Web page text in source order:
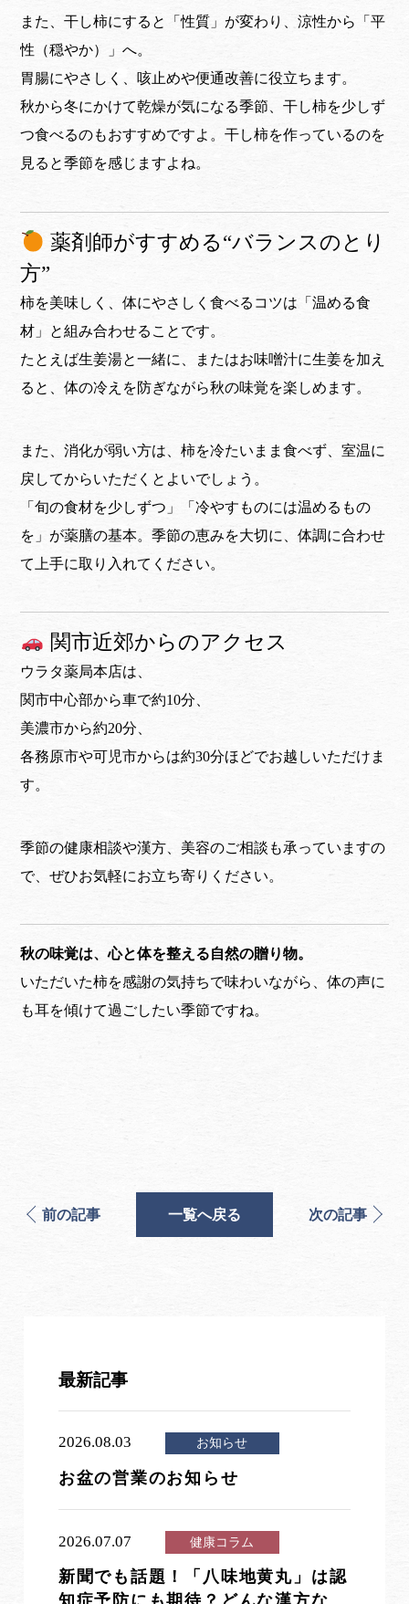
また、干し柿にすると「性質」が変わり、涼性から「平
性（穏やか）」へ。
胃腸にやさしく、咳止めや便通改善に役立ちます。
秋から冬にかけて乾燥が気になる季節、干し柿を少しず
つ食べるのもおすすめですよ。干し柿を作っているのを
見ると季節を感じますよね。
薬剤師がすすめる“バランスのとり
方”
柿を美味しく、体にやさしく食べるコツは「温める食
材」と組み合わせることです。
たとえば生姜湯と一緒に、またはお味噌汁に生姜を加え
ると、体の冷えを防ぎながら秋の味覚を楽しめます。
また、消化が弱い方は、柿を冷たいまま食べず、室温に
戻してからいただくとよいでしょう。
「旬の食材を少しずつ」「冷やすものには温めるもの
を」が薬膳の基本。季節の恵みを大切に、体調に合わせ
て上手に取り入れてください。
関市近郊からのアクセス
ウラタ薬局本店は、
関市中心部から車で約10分、
美濃市から約20分、
各務原市や可児市からは約30分ほどでお越しいただけま
す。
季節の健康相談や漢方、美容のご相談も承っていますの
で、ぜひお気軽にお立ち寄りください。
秋の味覚は、心と体を整える自然の贈り物。
いただいた柿を感謝の気持ちで味わいながら、体の声に
も耳を傾けて過ごしたい季節ですね。
前の記事 一覧へ戻る 次の記事
最新記事
2026.08.03 お知らせ
お盆の営業のお知らせ
2026.07.07 健康コラム
新聞でも話題！「八味地黄丸」は認